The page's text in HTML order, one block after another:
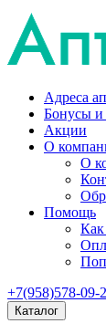
Адреса
Бонусы и
Акции
О
О
Помощь
Как
+7(958)578-09-
Каталог